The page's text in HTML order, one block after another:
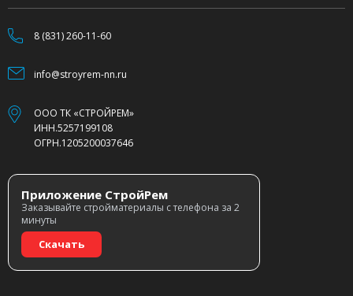
8 (831) 260-11-60
info@stroyrem-nn.ru
ООО ТК «СТРОЙРЕМ»
ИНН.5257199108
ОГРН.1205200037646
Приложение СтройРем
Заказывайте стройматериалы с телефона за 2
минуты
Скачать